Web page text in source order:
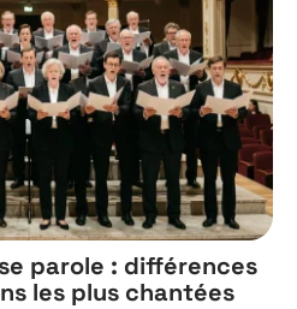
parole : différences
les plus chantées